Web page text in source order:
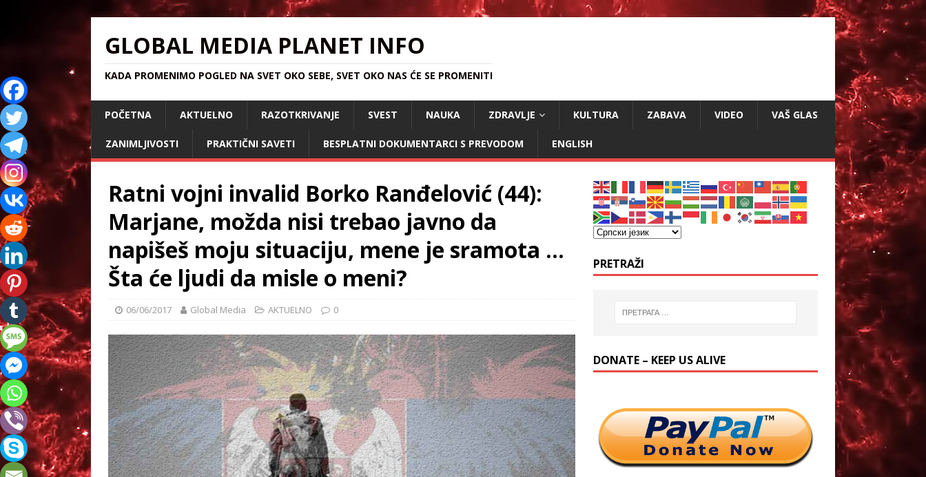
GLOBAL MEDIA PLANET INFO
KADA PROMENIMO POGLED NA SVET OKO SEBE, SVET OKO NAS ĆE SE PROMENITI
POČETNA AKTUELNO RAZOTKRIVANJE SVEST NAUKA ZDRAVLJE KULTURA ZABAVA VIDEO VAŠ GLAS
ZANIMLJIVOSTI PRAKTIČNI SAVETI BESPLATNI DOKUMENTARCI S PREVODOM ENGLISH
Ratni vojni invalid Borko Ranđelović (44):
Marjane, možda nisi trebao javno da
napišeš moju situaciju, mene je sramota …
Šta će ljudi da misle o meni?
06/06/2017 Global Media AKTUELNO 0
PRETRAŽI
DONATE – KEEP US ALIVE